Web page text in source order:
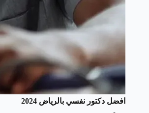
افضل دكتور نفسي بالرياض 2024